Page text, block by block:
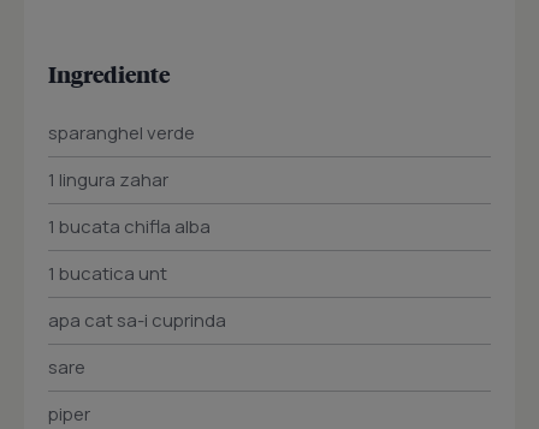
Ingrediente
sparanghel verde
1 lingura zahar
1 bucata chifla alba
1 bucatica unt
apa cat sa-i cuprinda
sare
piper